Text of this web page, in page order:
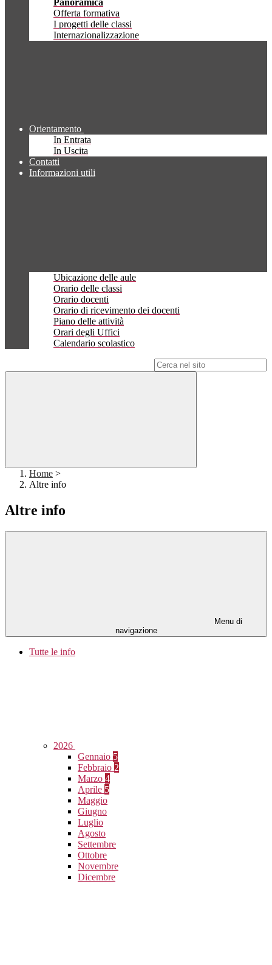
Panoramica
Offerta formativa
I progetti delle classi
Internazionalizzazione
Orientamento
In Entrata
In Uscita
Contatti
Informazioni utili
Ubicazione delle aule
Orario delle classi
Orario docenti
Orario di ricevimento dei docenti
Piano delle attività
Orari degli Uffici
Calendario scolastico
Home >
Altre info
Altre info
Menu di
navigazione
Tutte le info
2026
Gennaio 5
Febbraio 2
Marzo 4
Aprile 5
Maggio
Giugno
Luglio
Agosto
Settembre
Ottobre
Novembre
Dicembre